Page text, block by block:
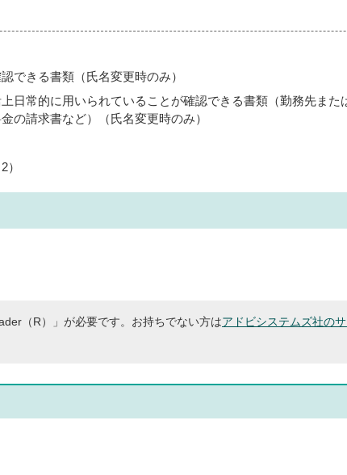
できる書類（氏名変更時のみ）
日常的に用いられていることが確認できる書類（勤務先また
の請求書など）（氏名変更時のみ）
（R）」が必要です。お持ちでない方はアドビシステムズ社の